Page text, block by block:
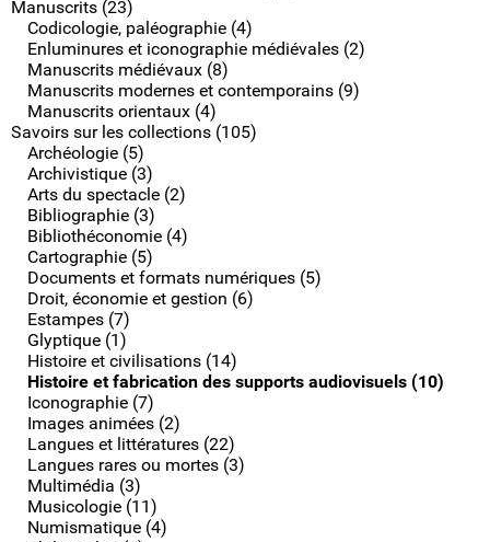
Manuscrits (23)
Codicologie, paléographie (4)
Enluminures et iconographie médiévales (2)
Manuscrits médiévaux (8)
Manuscrits modernes et contemporains (9)
Manuscrits orientaux (4)
Savoirs sur les collections (105)
Archéologie (5)
Archivistique (3)
Arts du spectacle (2)
Bibliographie (3)
Bibliothéconomie (4)
Cartographie (5)
Documents et formats numériques (5)
Droit, économie et gestion (6)
Estampes (7)
Glyptique (1)
Histoire et civilisations (14)
Histoire et fabrication des supports audiovisuels (10)
Iconographie (7)
Images animées (2)
Langues et littératures (22)
Langues rares ou mortes (3)
Multimédia (3)
Musicologie (11)
Numismatique (4)